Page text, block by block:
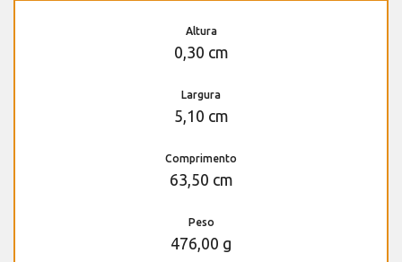
Altura
0,30 cm
Largura
5,10 cm
Comprimento
63,50 cm
Peso
476,00 g